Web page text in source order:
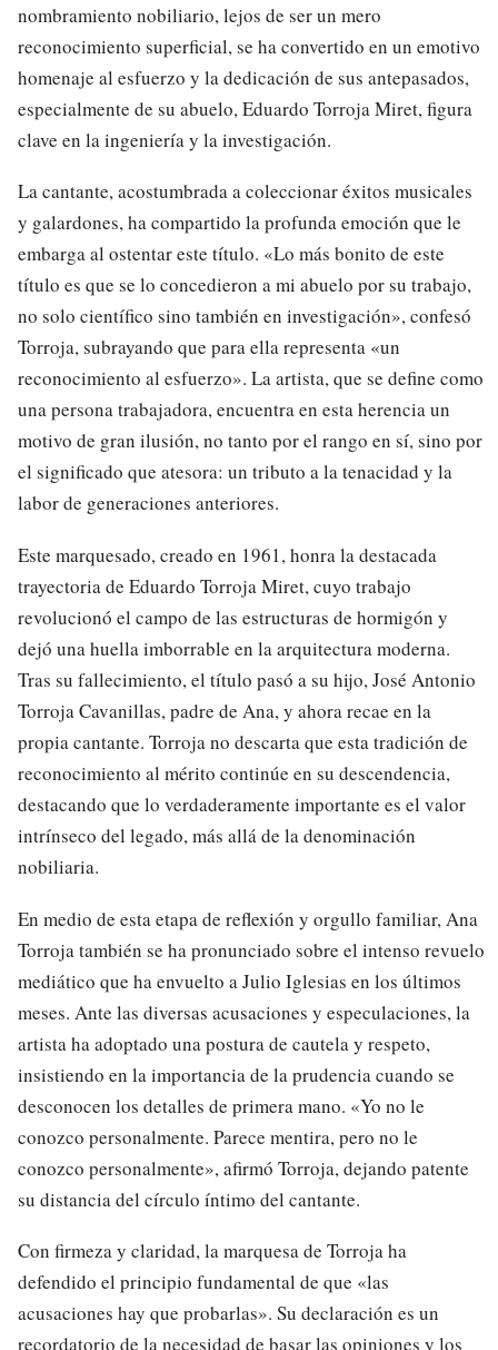
nombramiento nobiliario, lejos de ser un mero
reconocimiento superficial, se ha convertido en un emotivo
homenaje al esfuerzo y la dedicación de sus antepasados,
especialmente de su abuelo, Eduardo Torroja Miret, figura
clave en la ingeniería y la investigación.
La cantante, acostumbrada a coleccionar éxitos musicales
y galardones, ha compartido la profunda emoción que le
embarga al ostentar este título. «Lo más bonito de este
título es que se lo concedieron a mi abuelo por su trabajo,
no solo científico sino también en investigación», confesó
Torroja, subrayando que para ella representa «un
reconocimiento al esfuerzo». La artista, que se define como
una persona trabajadora, encuentra en esta herencia un
motivo de gran ilusión, no tanto por el rango en sí, sino por
el significado que atesora: un tributo a la tenacidad y la
labor de generaciones anteriores.
Este marquesado, creado en 1961, honra la destacada
trayectoria de Eduardo Torroja Miret, cuyo trabajo
revolucionó el campo de las estructuras de hormigón y
dejó una huella imborrable en la arquitectura moderna.
Tras su fallecimiento, el título pasó a su hijo, José Antonio
Torroja Cavanillas, padre de Ana, y ahora recae en la
propia cantante. Torroja no descarta que esta tradición de
reconocimiento al mérito continúe en su descendencia,
destacando que lo verdaderamente importante es el valor
intrínseco del legado, más allá de la denominación
nobiliaria.
En medio de esta etapa de reflexión y orgullo familiar, Ana
Torroja también se ha pronunciado sobre el intenso revuelo
mediático que ha envuelto a Julio Iglesias en los últimos
meses. Ante las diversas acusaciones y especulaciones, la
artista ha adoptado una postura de cautela y respeto,
insistiendo en la importancia de la prudencia cuando se
desconocen los detalles de primera mano. «Yo no le
conozco personalmente. Parece mentira, pero no le
conozco personalmente», afirmó Torroja, dejando patente
su distancia del círculo íntimo del cantante.
Con firmeza y claridad, la marquesa de Torroja ha
defendido el principio fundamental de que «las
acusaciones hay que probarlas». Su declaración es un
recordatorio de la necesidad de basar las opiniones y los